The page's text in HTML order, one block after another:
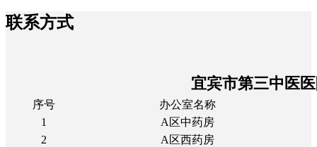
联系方式
宜宾市第三中医
序号
办公室名称
1
A区中药房
2
A区西药房